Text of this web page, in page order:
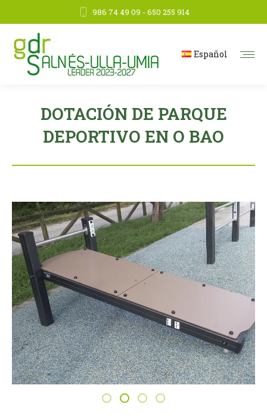
986 74 49 09 - 650 255 914
Español
DOTACIÓN DE PARQUE
DEPORTIVO EN O BAO